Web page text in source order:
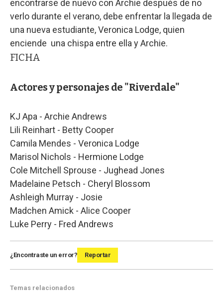
encontrarse de nuevo con Archie después de no
verlo durante el verano, debe enfrentar la llegada de
una nueva estudiante, Veronica Lodge, quien
enciende una chispa entre ella y Archie.
FICHA
Actores y personajes de "Riverdale"
KJ Apa - Archie Andrews
Lili Reinhart - Betty Cooper
Camila Mendes - Veronica Lodge
Marisol Nichols - Hermione Lodge
Cole Mitchell Sprouse - Jughead Jones
Madelaine Petsch - Cheryl Blossom
Ashleigh Murray - Josie
Madchen Amick - Alice Cooper
Luke Perry - Fred Andrews
¿Encontraste un error? Reportar
Temas relacionados